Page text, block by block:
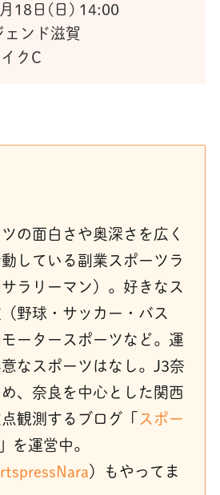
18日(日) 14:00
ェンド滋賀
クC
の面白さや奥深さを広く
している副業スポーツラ
ラリーマン）。好きなス
野球・サッカー・バス
ータースポーツなど。運
なスポーツはなし。J3奈
、奈良を中心とした関西
観測するブログ「
スポー
」を運営中。
）もやってま